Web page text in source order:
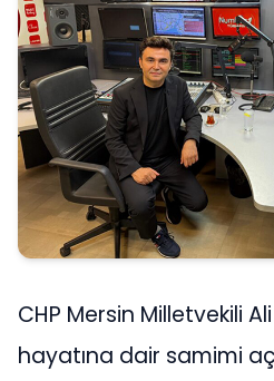
CHP Mersin Milletvekili
hayatına dair samimi